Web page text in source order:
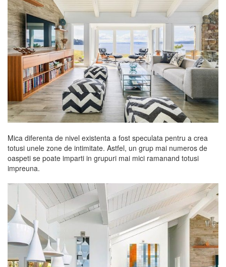
Mica diferenta de nivel existenta a fost speculata pentru a crea
totusi unele zone de intimitate. Astfel, un grup mai numeros de
oaspeti se poate imparti in grupuri mai mici ramanand totusi
impreuna.